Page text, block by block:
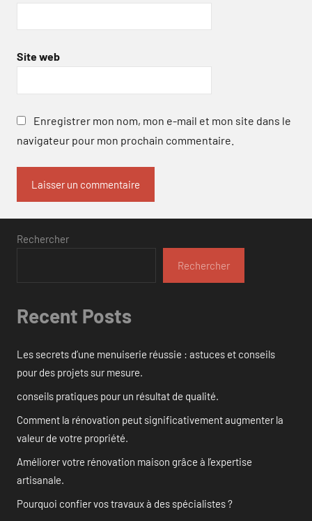
Site web
Enregistrer mon nom, mon e-mail et mon site dans le
navigateur pour mon prochain commentaire.
Rechercher
Rechercher
Recent Posts
Les secrets d’une menuiserie réussie : astuces et conseils
pour des projets sur mesure.
conseils pratiques pour un résultat de qualité.
Comment la rénovation peut significativement augmenter la
valeur de votre propriété.
Améliorer votre rénovation maison grâce à l’expertise
artisanale.
Pourquoi confier vos travaux à des spécialistes ?